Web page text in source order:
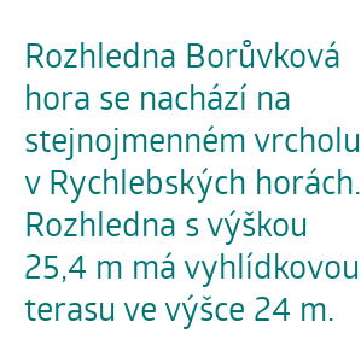
Rozhledna Borůvková
hora se nachází na
stejnojmenném vrcholu
v Rychlebských horách.
Rozhledna s výškou
25,4 m má vyhlídkovou
terasu ve výšce 24 m.